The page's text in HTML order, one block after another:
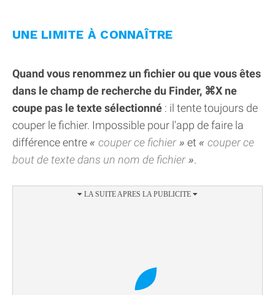
UNE LIMITE À CONNAÎTRE
Quand vous renommez un fichier ou que vous êtes
dans le champ de recherche du Finder, ⌘X ne
coupe pas le texte sélectionné : il tente toujours de
couper le fichier. Impossible pour l'app de faire la
différence entre
couper ce fichier et
couper ce
bout de texte dans un nom de fichier
.